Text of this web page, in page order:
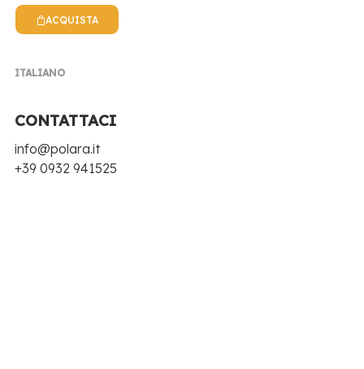
ACQUISTA
ITALIANO
CONTATTACI
info@polara.it
+39 0932 941525
NEWS POLARA
EVENTI, NOTIZIE, RICETTE E TANTE NOVITÀ